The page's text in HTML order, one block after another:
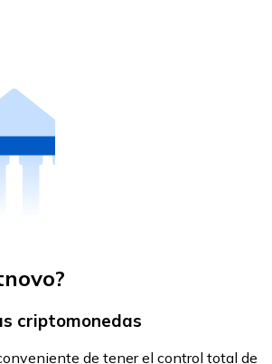
criptomonedas
de tener el control total de